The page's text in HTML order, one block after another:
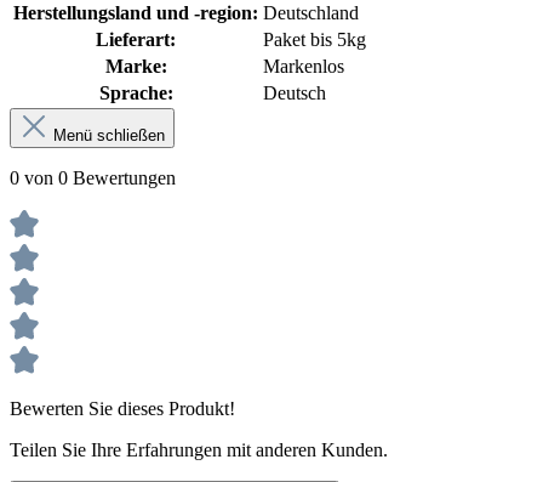
Herstellungsland und -region: Deutschland
Lieferart:
Paket bis 5kg
Marke:
Markenlos
Sprache:
Deutsch
Menü schließen
0 von 0 Bewertungen
Bewerten Sie dieses Produkt!
Teilen Sie Ihre Erfahrungen mit anderen Kunden.